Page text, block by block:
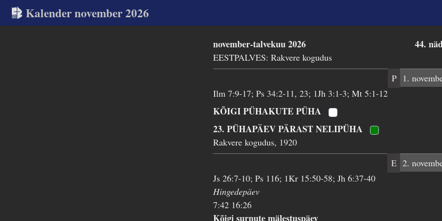
Kalender november 2026
44.
november-talvekuu 2026
EESTPALVES: Rakvere kogudus
P
1.
Ilm 7:9-17; Ps 34:2-11, 23; 1Jh 3:1-3; Mt 5:1-12
KÕIGI PÜHAKUTE PÜHA
23. PÜHAPÄEV PÄRAST NELIPÜHA
Rakvere kogudus, 1920
E 2.
Js 26:7-10; Ps 116; 1Kr 15:50-58; Jh 6:37-40
Hingedepäev
7:42 16:26
Kõigi surnute mälestuspäev